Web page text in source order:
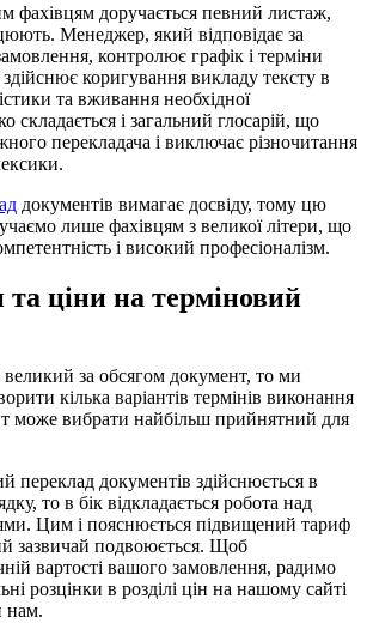
фахівцям доручається певний листаж,
Менеджер, який відповідає за
контролює графік і терміни
коригування викладу тексту в
та вживання необхідної
складається і загальний глосарій, що
перекладача і виключає різночитання
документів вимагає досвіду, тому цю
лише фахівцям з великої літери, що
і високий професіоналізм.
ціни на терміновий
за обсягом документ, то ми
кілька варіантів термінів виконання
може вибрати найбільш прийнятний для
переклад документів здійснюється в
то в бік відкладається робота над
Цим і пояснюється підвищений тариф
зазвичай подвоюється. Щоб
вартості вашого замовлення, радимо
розцінки в розділі цін на нашому сайті
нам.